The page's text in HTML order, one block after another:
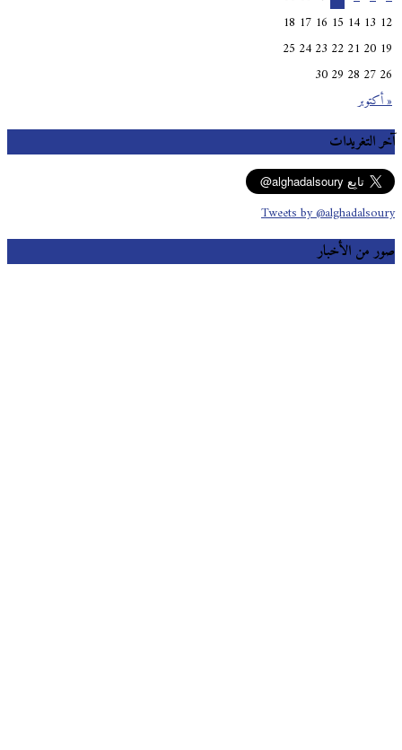
« أكتوبر
12
13
14
15
16
17
18
19
20
21
22
23
24
25
26
27
28
29
30
آخر التغريدات
Tweets by @alghadalsoury
صور من الأخبار